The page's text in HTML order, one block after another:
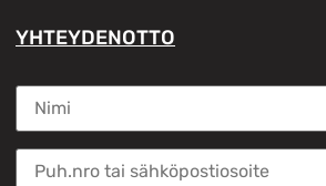
YHTEYDENOTTO